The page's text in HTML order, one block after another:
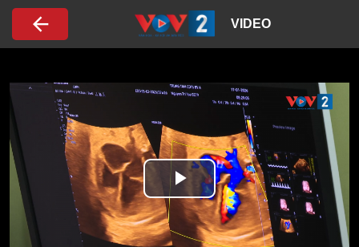
Nhảy đến nội dung
VIDEO
Play
Video